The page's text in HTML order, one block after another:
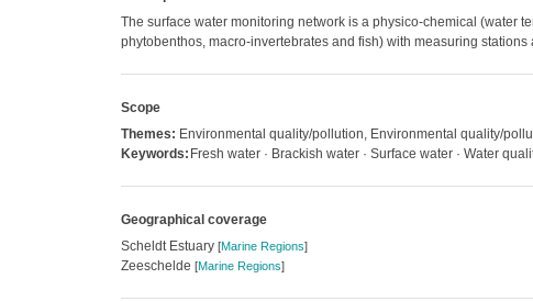
The surface water monitoring network is a physico-chemical (water
phytobenthos, macro-invertebrates and fish) with measuring stations
Scope
Themes: Environmental quality/pollution, Environmental quality/
Keywords: Fresh water · Brackish water · Surface water · Water
Geographical coverage
Scheldt Estuary [Marine Regions]
Zeeschelde [Marine Regions]